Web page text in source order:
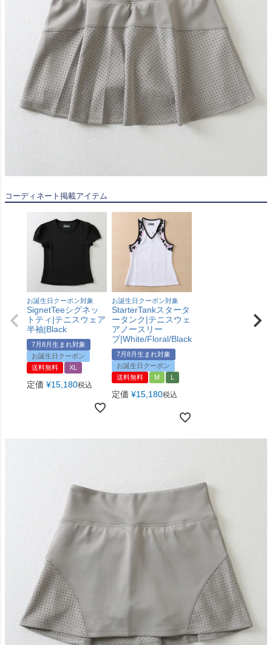
コーディネート掲載アイテム
お誕生日クーポン対象
SignetTeeシグネッ
トティ|テニスウェア
半袖|Black
7月8月生まれ対象
お誕生日クーポン
送料無料
XL
定価 ¥15,180税込
お誕生日クーポン対象
StarterTankスタータ
ータンク|テニスウェ
アノースリー
ブ|White/Floral/Black
7月8月生まれ対象
お誕生日クーポン
送料無料
M L
定価 ¥15,180税込